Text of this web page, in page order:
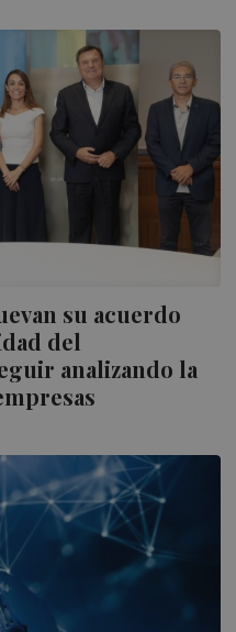
su acuerdo
del
analizando la